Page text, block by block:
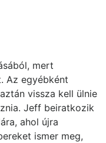
mert
Az egyébként
vissza kell ülnie
Jeff beiratkozik
ahol újra
ismer meg,